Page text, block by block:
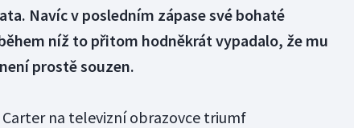
Navíc v posledním zápase své bohaté
níž to přitom hodněkrát vypadalo, že mu
prostě souzen.
na televizní obrazovce triumf